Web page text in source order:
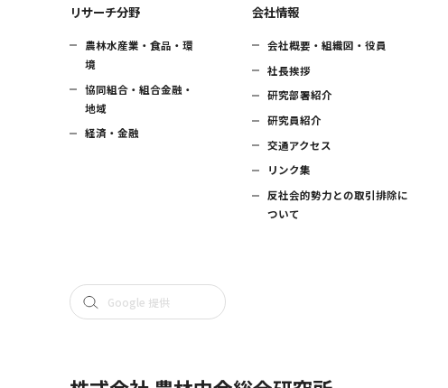
リサーチ分野
農林水産業・食品・環
境
協同組合・組合金融・
地域
経済・金融
会社情報
会社概要・組織図・役員
社長挨拶
研究部署紹介
研究員紹介
交通アクセス
リンク集
反社会的勢力との取引排除に
ついて